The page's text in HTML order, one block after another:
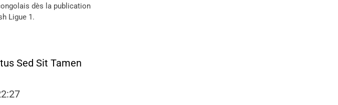
dès la publication
Ligue 1.
Sed Sit Tamen